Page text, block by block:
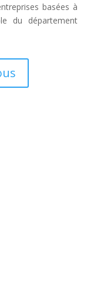
basées à
du département